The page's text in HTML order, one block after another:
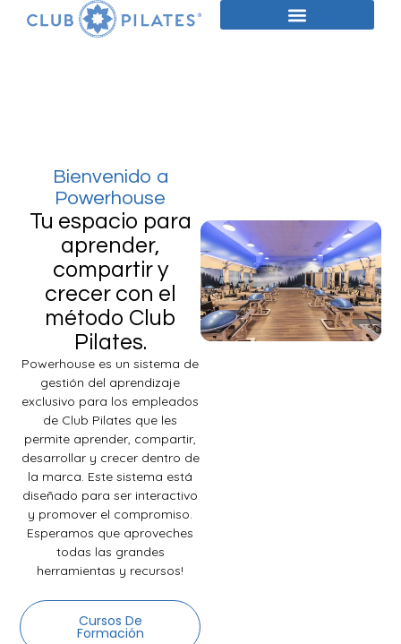
Bienvenido a
Powerhouse
Tu espacio para
aprender,
compartir y
crecer con el
método Club
Pilates.
Powerhouse es un sistema de
gestión del aprendizaje
exclusivo para los empleados
de Club Pilates que les
permite aprender, compartir,
desarrollar y crecer dentro de
la marca. Este sistema está
diseñado para ser interactivo
y promover el compromiso.
Esperamos que aproveches
todas las grandes
herramientas y recursos!
Cursos De
Formación